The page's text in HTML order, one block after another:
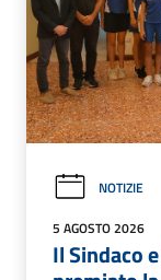
NOTIZIE
5 AGOSTO 2026
Il Sindaco